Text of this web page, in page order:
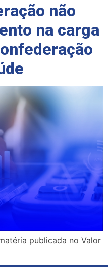
não
na carga
publicada no Valor